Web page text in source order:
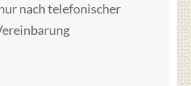
nach telefonischer